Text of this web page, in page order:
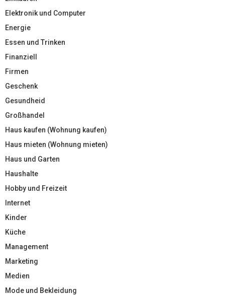
Elektronik und Computer
Energie
Essen und Trinken
Finanziell
Firmen
Geschenk
Gesundheid
Großhandel
Haus kaufen (Wohnung kaufen)
Haus mieten (Wohnung mieten)
Haus und Garten
Haushalte
Hobby und Freizeit
Internet
Kinder
Küche
Management
Marketing
Medien
Mode und Bekleidung